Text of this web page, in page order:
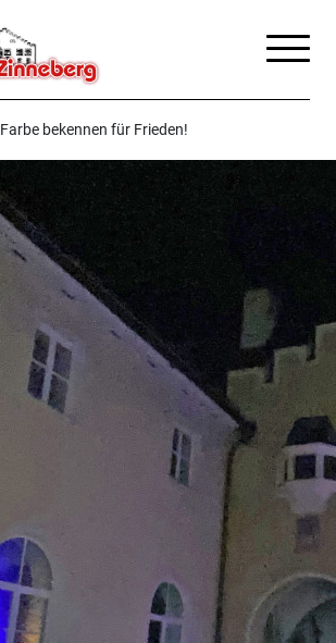
Farbe bekennen für Frieden!